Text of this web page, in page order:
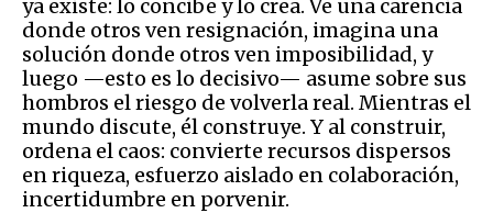
ya existe: lo concibe y lo crea. Ve una carencia
donde otros ven resignación, imagina una
solución donde otros ven imposibilidad, y
luego —esto es lo decisivo— asume sobre sus
hombros el riesgo de volverla real. Mientras el
mundo discute, él construye. Y al construir,
ordena el caos: convierte recursos dispersos
en riqueza, esfuerzo aislado en colaboración,
incertidumbre en porvenir.